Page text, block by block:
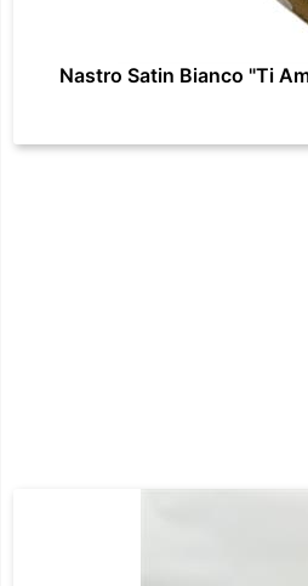
Nastro Satin Bianco "Ti